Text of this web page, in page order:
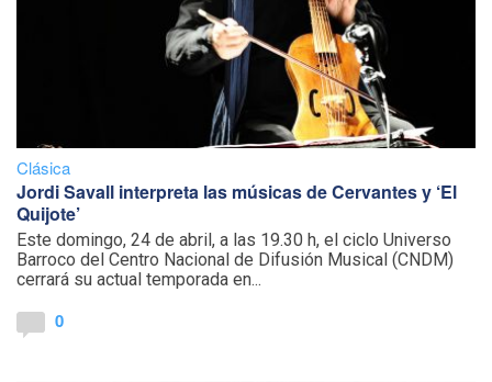
Clásica
Jordi Savall interpreta las músicas de Cervantes y ‘El
Quijote’
Este domingo, 24 de abril, a las 19.30 h, el ciclo Universo
Barroco del Centro Nacional de Difusión Musical (CNDM)
cerrará su actual temporada en...
0